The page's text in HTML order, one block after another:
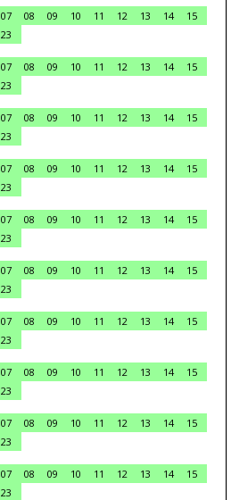
07 08 09 10 11 12 13 14
15
23
07 08 09 10 11 12 13 14
15
23
07 08 09 10 11 12 13 14
15
23
07 08 09 10 11 12 13 14
15
23
07 08 09 10 11 12 13 14
15
23
07 08 09 10 11 12 13 14
15
23
07 08 09 10 11 12 13 14
15
23
07 08 09 10 11 12 13 14
15
23
07 08 09 10 11 12 13 14
15
23
07 08 09 10 11 12 13 14
15
23